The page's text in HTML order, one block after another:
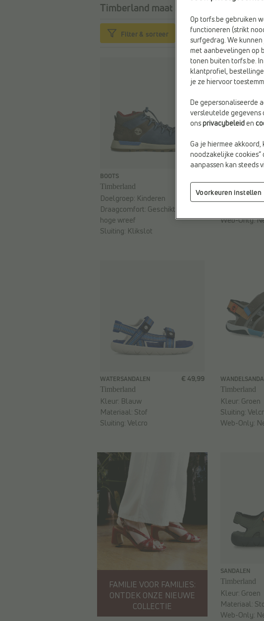
Timberland maat 34
Filter & sorteer
BOOTS
Timberland
Doelgroep: Kinderen
Draagcomfort: Geschikt voor
hoge wreef
Sluiting: Klikslot
Kleur:Zwart
Web-Only:
WATERSANDALEN
Timberland
€ 49,99
Kleur: Blauw
Materiaal: Stof
Sluiting:Velcro
Timberland
Kleur: Groen
Sluiting:
Web-Only:
FAMILIE VOOR FAMILIES:
ONTDEK ONZE NIEUWE
COLLECTIE
SANDALEN
Timberland
Kleur: Groen
Materiaal:
Web-Only:
Op torfs.be gebruiken
functioneren (strikt
surfgedrag. We
met aanbevelingen op
tonen buiten torfs.be.
klantprofiel,
je ze hiervoor
De gepersonaliseerde
versleutelde gegevens
onsprivacybeleiden
Ga je hiermee akkoord,
noodzakelijke
aanpassen kan steeds
Voorkeuren instellen